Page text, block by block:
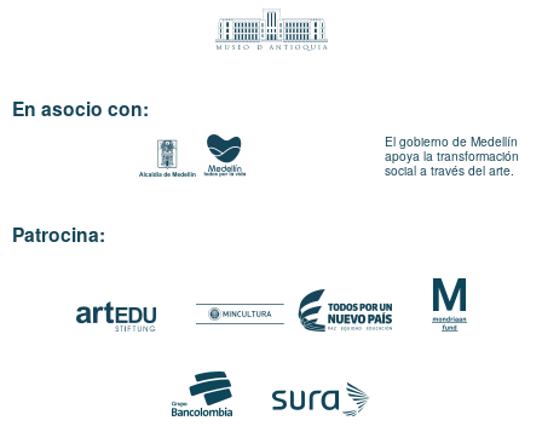
En asocio con:
El gobierno de Medellín
apoya la transformación
social a través del arte.
Patrocina: